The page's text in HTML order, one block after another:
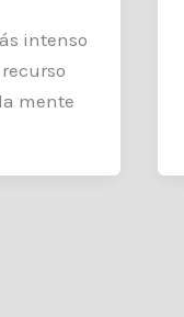
intenso
mente